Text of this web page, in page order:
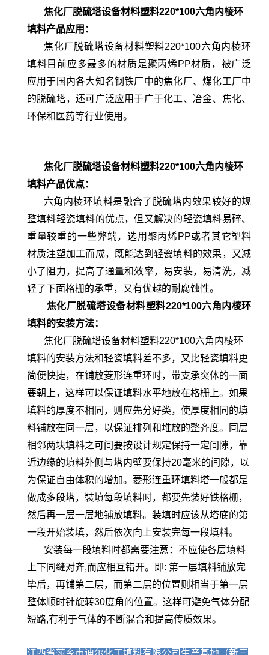
焦化厂脱硫塔设备材料塑料220*100六角内棱环
填料产品应用：
焦化厂脱硫塔设备材料塑料220*100六角内棱环
填料目前应多最多的材质是聚丙烯PP材质，被广泛
应用于国内各大知名钢铁厂中的焦化厂、煤化工厂中
的脱硫塔，还可广泛应用于广于化工、冶金、焦化、
环保和医药等行业使用。
焦化厂脱硫塔设备材料塑料220*100六角内棱环
填料产品优点：
六角内棱环填料是融合了脱硫塔内效果较好的规
整填料轻瓷填料的优点，但又解决的轻瓷填料易碎、
重量较重的一些弊端，选用聚丙烯PP或者其它塑料
材质注塑加工而成，既能达到轻瓷填料的效果，又减
小了阻力，提高了通量和效率，易安装，易清洗，减
轻了下面格栅的承重，又有优越的耐腐蚀性。
焦化厂脱硫塔设备材料塑料220*100六角内棱环
填料的安装方法：
焦化厂脱硫塔设备材料塑料220*100六角内棱环
填料的安装方法和轻瓷填料差不多，又比轻瓷填料更
简便快捷，在铺放菱形连重环时，带支承突体的一面
要朝上，这样可以保证填料水平地放在格栅上。如果
填料的厚度不相同，则应先分好类，使厚度相同的填
料铺放在同一层，以保证排列和堆放的整齐度。同层
相邻两块填料之可间要按设计规定保持一定间隙，靠
近边缘的填料外侧与塔内壁要保持20毫米的间隙，以
为保证自由体积的增加。菱形连重环填料塔一般都是
做成多段塔，裝填每段填料时，都要先装好铁格栅，
然后再一层一层地铺放填料。装填时应该从塔底的第
一段开始装填，然后依次向上安装完每一段填料。
安装每一段填料时都需要注意：不应使各层填料
上下同缝对齐,而应相互错开。即: 第一层填料铺放完
毕后，再铺第二层，而第二层的位置则相当于第一层
整体顺时针旋转30度角的位置。这样可避免气体分配
短路,有利于气体的不断混合和提高传质效果。
江西省萍乡市迪尔化工填料有限公司生产基地（新三